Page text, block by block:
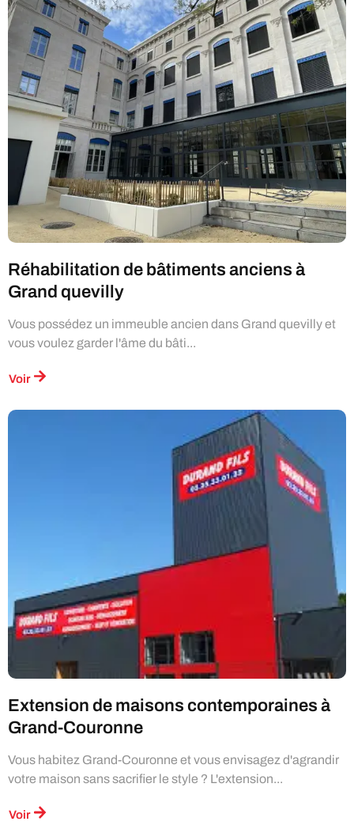
Réhabilitation de bâtiments anciens à
Grand quevilly
Vous possédez un immeuble ancien dans Grand quevilly et
vous voulez garder l'âme du bâti...
Voir
Extension de maisons contemporaines à
Grand-Couronne
Vous habitez Grand-Couronne et vous envisagez d'agrandir
votre maison sans sacrifier le style ? L'extension...
Voir